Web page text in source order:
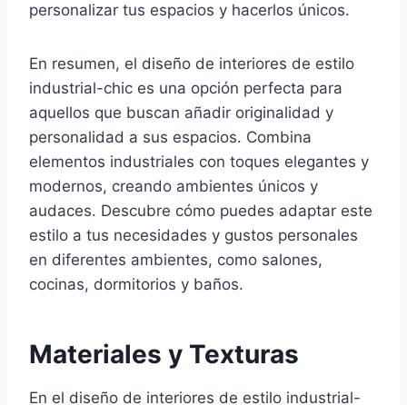
personalizar tus espacios y hacerlos únicos.
En resumen, el diseño de interiores de estilo
industrial-chic es una opción perfecta para
aquellos que buscan añadir originalidad y
personalidad a sus espacios. Combina
elementos industriales con toques elegantes y
modernos, creando ambientes únicos y
audaces. Descubre cómo puedes adaptar este
estilo a tus necesidades y gustos personales
en diferentes ambientes, como salones,
cocinas, dormitorios y baños.
Materiales y Texturas
En el diseño de interiores de estilo industrial-